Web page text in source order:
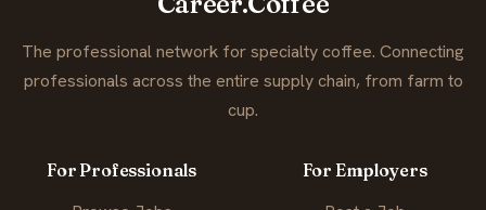
The professional network for specialty coffee. Connecting
professionals across the entire supply chain, from farm to
cup.
For Professionals For Employers